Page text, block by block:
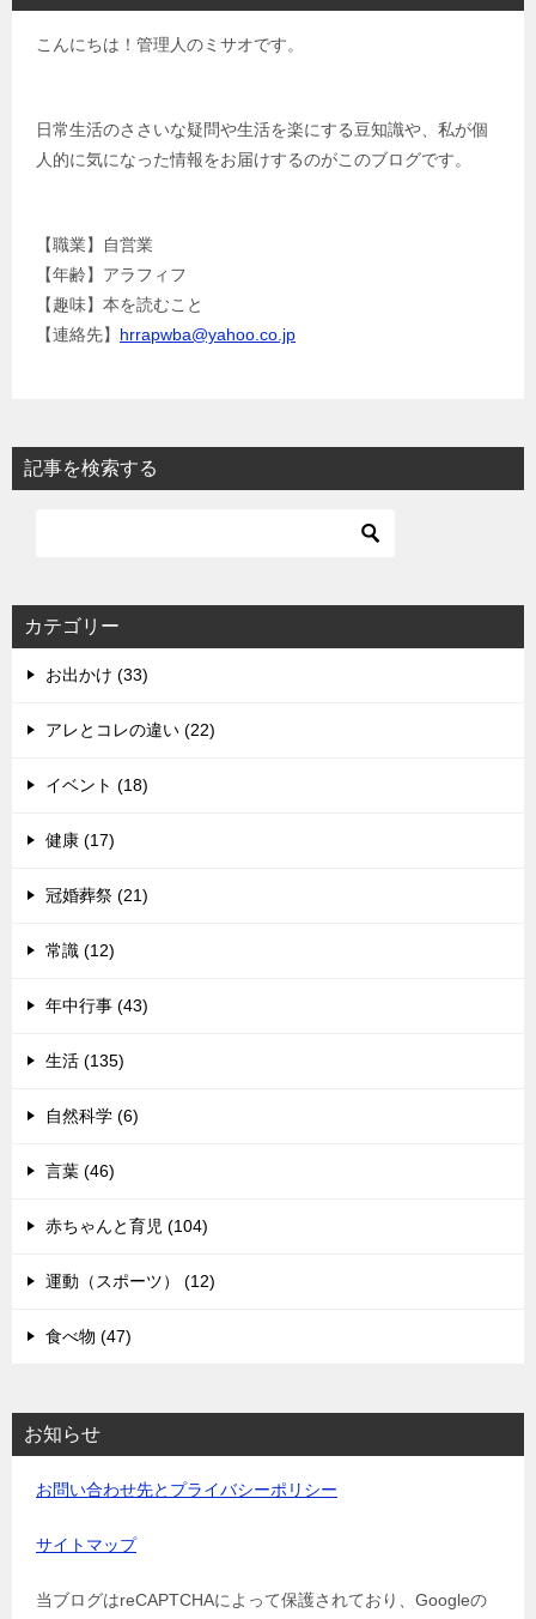
こんにちは！管理人のミサオです。
日常生活のささいな疑問や生活を楽にする豆知識や、私が個
人的に気になった情報をお届けするのがこのブログです。
【職業】自営業
【年齢】アラフィフ
【趣味】本を読むこと
【連絡先】 hrrapwba@yahoo.co.jp
記事を検索する
カテゴリー
お出かけ (33)
アレとコレの違い (22)
イベント (18)
健康 (17)
冠婚葬祭 (21)
常識 (12)
年中行事 (43)
生活 (135)
自然科学 (6)
言葉 (46)
赤ちゃんと育児 (104)
運動（スポーツ） (12)
食べ物 (47)
お知らせ
お問い合わせ先とプライバシーポリシー
サイトマップ
当ブログはreCAPTCHAによって保護されており、Googleの